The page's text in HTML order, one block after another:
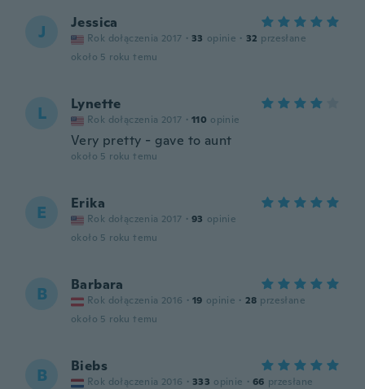
J Jessica
Rok dołączenia 2017 · 33 opinie · 32 przesłane
około 5 roku temu
L Lynette
Rok dołączenia 2017 · 110 opinie
Very pretty - gave to aunt
około 5 roku temu
E Erika
Rok dołączenia 2017 · 93 opinie
około 5 roku temu
B Barbara
Rok dołączenia 2016 · 19 opinie · 28 przesłane
około 5 roku temu
B Biebs
Rok dołączenia 2016 · 333 opinie · 66 przesłane